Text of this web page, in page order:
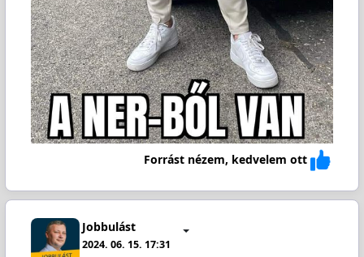
Forrást nézem, kedvelem ott
Jobbulást
2024. 06. 15. 17:31